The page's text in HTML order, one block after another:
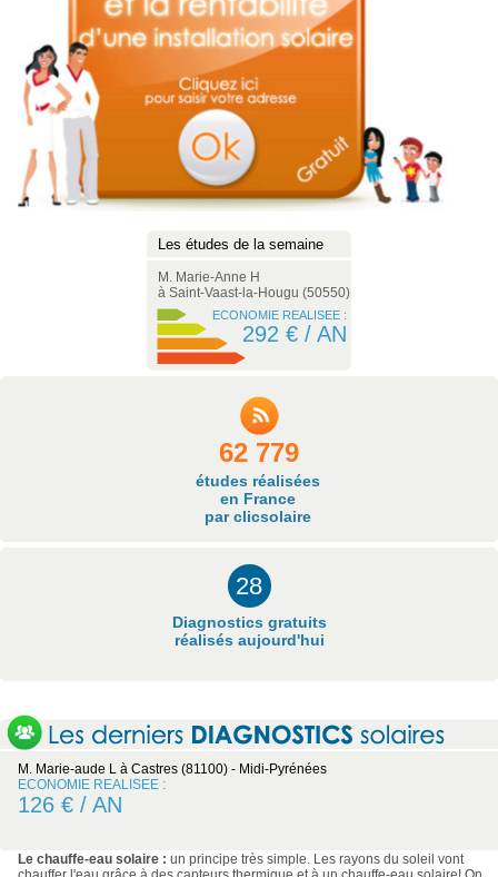
Les études de la semaine
M. Marie-Anne H
à Saint-Vaast-la-Hougu (50550)
ECONOMIE REALISEE :
292 € / AN
62 779
études réalisées
en France
par clicsolaire
28
Diagnostics gratuits
réalisés aujourd'hui
M. Marie-aude L à Castres (81100) - Midi-Pyrénées
ECONOMIE REALISEE :
126 € / AN
Le chauffe-eau solaire : un principe très simple. Les rayons du soleil vont